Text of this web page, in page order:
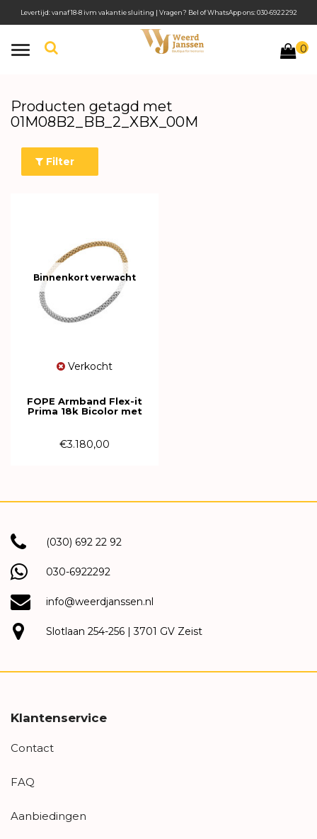
Toggle
0
Levertijd: vanaf 18-8 ivm vakantie sluiting | Vragen? Bel of WhatsApp ons: 030-6922292
Producten getagd met
01M08B2_BB_2_XBX_00M
Filter
Binnenkort verwacht
Verkocht
FOPE Armband Flex-it
Prima 18k Bicolor met
€3.180,00
(030) 692 22 92
030-6922292
info@weerdjanssen.nl
Slotlaan 254-256 | 3701 GV Zeist
Klantenservice
Contact
FAQ
Aanbiedingen